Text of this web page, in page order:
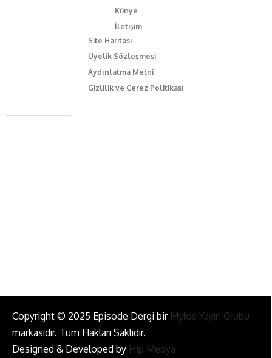
Künye
İletişim
Site Haritası
Üyelik Sözleşmesi
Aydınlatma Metni
Gizlilik ve Çerez Politikası
Caferağa Mah. Dr. Şakir Paşa Sok. No3/A Kadıköy İstanbul
+90 543 345 46 00
Copyright © 2025 Episode Dergi bir Mylos Yayın Grubu
markasıdır. Tüm Hakları Saklıdır.
Designed & Developed by Hip Medya